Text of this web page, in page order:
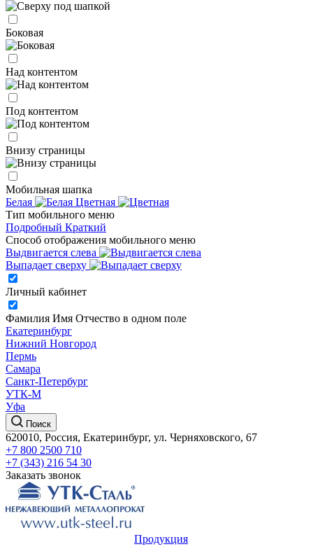
Боковая
Над контентом
Под контентом
Внизу страницы
Мобильная шапка
Белая
Цветная
Тип мобильного меню
Подробный Краткий
Способ отображения мобильного меню
Выдвигается слева
Выпадает сверху
Личный кабинет
Фамилия Имя Отчество в одном поле
Екатеринбург
Нижний Новгород
Пермь
Самара
Санкт-Петербург
УТК-М
Уфа
Поиск
620010, Россия, Екатеринбург, ул. Черняховского, 67
+7 800 2500 710
+7 (343) 216 54 30
Заказать звонок
Продукция